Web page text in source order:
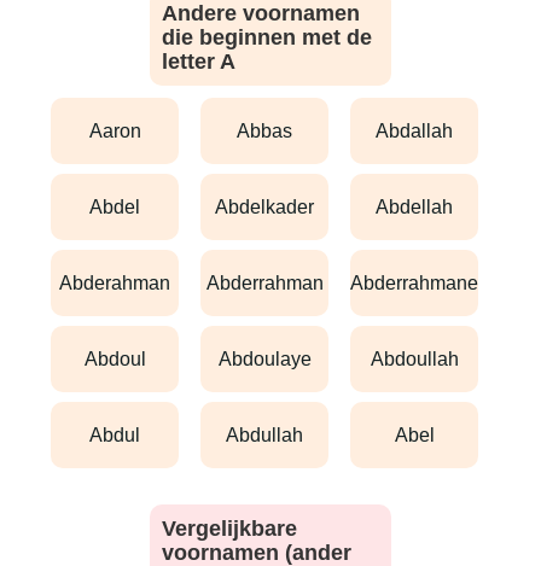
Andere voornamen
die beginnen met de
letter A
aaron abbas abdallah
abdel abdelkader abdellah
abderahman abderrahman abderrahmane
abdoul abdoulaye abdoullah
abdul abdullah abel
Vergelijkbare
voornamen (ander